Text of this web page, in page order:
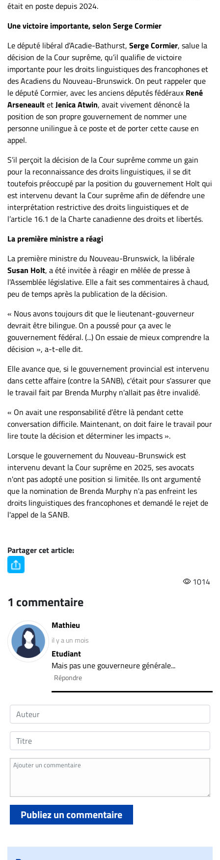
était en poste depuis 2024.
Une victoire importante, selon Serge Cormier
Le député libéral d’Acadie-Bathurst, Serge Cormier, salue la
décision de la Cour suprême, qu’il qualifie de victoire
importante pour les droits linguistiques des francophones et
des Acadiens du Nouveau-Brunswick. On peut rappeler que
le député Cormier, avec les anciens députés fédéraux René
ArseneaultetJenica Atwin, avait vivement dénoncé la
position de son propre gouvernement de nommer une
personne unilingue à ce poste et de porter cette cause en
appel.
S’il perçoit la décision de la Cour suprême comme un gain
pour la reconnaissance des droits linguistiques, il se dit
toutefois préoccupé par la position du gouvernement Holt qui
est intervenu devant la Cour suprême afin de défendre une
interprétation restrictive des droits linguistiques et de
l’article 16.1 de la Charte canadienne des droits et libertés.
La première ministre a réagi
La première ministre du Nouveau-Brunswick, la libérale
Susan Holt, a été invitée à réagir en mêlée de presse à
l'Assemblée législative. Elle a fait ses commentaires à chaud,
peu de temps après la publication de la décision.
« Nous avons toujours dit que le lieutenant-gouverneur
devrait être bilingue. On a poussé pour ça avec le
gouvernement fédéral. (...) On essaie de mieux comprendre la
décision », a-t-elle dit.
Elle avance que, si le gouvernement provincial est intervenu
dans cette affaire (contre la SANB), c'était pour s'assurer que
le travail fait par Brenda Murphy n'allait pas être invalidé.
« On avait une responsabilité d’être là pendant cette
conversation difficile. Maintenant, on doit faire le travail pour
lire toute la décision et déterminer les impacts ».
Lorsque le gouvernement du Nouveau-Brunswick est
intervenu devant la Cour suprême en 2025, ses avocats
n'ont pas adopté une position si limitée. Ils ont argumenté
que la nomination de Brenda Murphy n'a pas enfreint les
droits linguistiques des francophones et demandé le rejet de
l'appel de la SANB.
Partager cet article:
1014
1 commentaire
Mathieu
il y a un mois
Etudiant
Mais pas une gouverneure générale...
Répondre
Publiez un commentaire